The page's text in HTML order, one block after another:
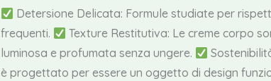
Detersione Delicata: Formule studiate per
frequenti.
Texture Restitutiva: Le creme corpo
luminosa e profumata senza ungere.
è progettato per essere un oggetto di design